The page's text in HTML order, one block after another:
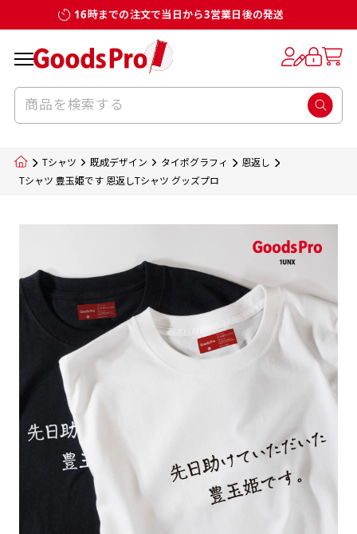
16時までの注文で当日から3営業日後の発送
Tシャツ 既成デザイン タイポグラフィ
恩返し
Tシャツ 豊玉姫です 恩返しTシャツ グッズプロ
個数 単価 金額
合計金額 ¥0 （税込）
カートに入れる
お客様からのデータ入稿でのぼり旗を製作
する場合
入稿いただくデータは基本的にイラストレー
のデータとさせていただいております。
で解像度200dp以上必要です）当社の取り扱
いの規格サイズにつきましてはデザインテン
プレートの用意がありますので、ご購入後マ
イページの「購入履歴」よりダウンロードし
てご利用くださいませ。
お客様自身でオリジナルのサイズで製作する
場合につきましてはご希望の仕上がりサイズ
に対して四辺（すべての辺をプラス10ｍｍ）
したサイズで製作ください。（重要な情報な
どについては仕上がりサイズから四辺内側に
20ｍｍ程度内側の範囲内でデザイン校正して
ください）
当社の既製デザインを利用してのぼり旗を
デザイン変更なしでのご注文となります。
ルで製品デザインをしたデザインそのものを
指します。当グッズプロで販売として取り扱っ
該当いたします。既製のデザインを応用して自
分だけののぼり旗をつくりたい！などのデザ
イン改造や既製デザインに自分たちの団体の
名前入れや会社のロゴなどを挿入するなどの
相談もお請けしております。
名入れについて
当社の既製のぼり旗に対してお客様の任意の
テキストや企業情報・お店情報などを埋め込
むことができます。ご購入時にご希望の店舗
名などをご記載ください。専任のデザイナー
がバッチリデザインします。書体などのご指
定がなければ、のぼりのイメージに最適のフ
のぼり旗のデザインをする際に、考えると良
のぼり旗のデザインとしては基本的に左側と
上側にポールを通すミミ（業界用語でチチと
ただ、お客様の飾り付けたい場所の風向きを
もしかしたら左側と上についているよりも右
側と上についていた方が良いと思うかもしれ
ません。
風向きを考えながらチチの向きを決めてから
デザインをするとどの方向でデザインをする
と良いかひらめくかもしれません。デザイン
の方向性につきましてはお客様の好みもあり
ますので、見られる方（お客様）ができる限
り反転したデザインをみるよりも正像でみら
れるデザインを提供したいかと思いますので
その辺を参考にするとよいかもしれません。
サイズ一覧
既製品のサイズについては以下のサイズ表の通
お客様オリジナルサイズで製作をしたい場合
につきましてはお気軽にご相談ください。
みする都合や・最終的なカットをする際の都合
など）のでサイズの指定につきましてはｍｍ単
位は不可となります。最終的なサイズも多少の
ズレ5ｍｍ程度は起きる可能性があります。
サイズ一覧
既製品のサイズについては以下のサイズ表の通
お客様オリジナルサイズで製作をしたい場合
につきましてはお気軽にご相談ください。
みする都合や・最終的なカットをする際の都合
など）のでサイズの指定につきましてはｍｍ単
位は不可となります。最終的なサイズも多少の
ズレ5ｍｍ程度は起きる可能性があります。
一般的にはチチの位置はのぼり旗に対して上
ポールに通す際には上辺２か所に対してチチ
が左右どちらでものぼり旗自体をポールにく
生地のふちを大きく棒袋状に縫いこみポール
を通す筒をつくります。ポール自体を包み込
むため、耐久性があがり、デザインがより目
立ちます。
カーブ形状の特殊なのぼり旗にも適合する加
工方法となります。
ハトメ加工
ハトメ（鳩目）とは、革や布などに開けた穴
を補強するために取り付けるリングです。壁
のぼり旗のチチについて
一般的にはチチの位置はのぼり旗に対して上
ポールに通す際には上辺２か所に対してチチ
が左右どちらでものぼり旗自体をポールにく
生地のふちを大きく棒袋状に縫いこみポール
を通す筒をつくります。ポール自体を包み込
むため、耐久性があがり、デザインがより目
立ちます。
カーブ形状の特殊なのぼり旗にも適合する加
工方法となります。
ハトメ加工
ハトメ（鳩目）とは、革や布などに開けた穴
を補強するために取り付けるリングです。壁
補強縫製って何？
補強縫製とはヒートカッター（熱で焼き切る
をあげるために折り返し縫いをすることで風
の影響を受けやすい四辺の強度を増す加工で
各辺のおおむね3～5ｍｍ程度を折り返し、縫
い糸を走らせて補強します。加工をすることで
のぼり旗の１辺～４辺は折り返し加工されま
すのでその部分のホツレや裂けてしまうこと
を防止する効果があります。
棒袋縫いの場合、補強が無償で付いてきます。
生地の種類
ポンジ（一般）
一般的なのぼり旗の生地はポンジといわれる
厚みが約0.14ｍｍのとても薄い生地を使用し
ます。
のぼり旗製作で一番良く使用される生地で
す。生地の厚みが薄く、裏側にインクが浸透
しやすい生地です。
スリット（切り込み）加工とは？
スリット（切り込み）を入れることで横幕が
疑似的にのれんのように見せるための加工手
法です。
1本（2分割）
［ +33円 ］
2本（3分割）
［ +66円 ］
［ +99円 ］
4本（5分割）